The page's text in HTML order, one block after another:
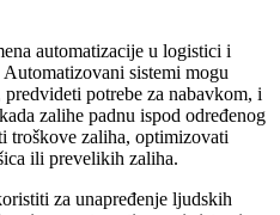
automatizacije u logistici i
sistemi mogu
potrebe za nabavkom, i
zalihe padnu ispod određenog
troškove zaliha, optimizovati
ili prevelikih zaliha.
za unapređenje ljudskih